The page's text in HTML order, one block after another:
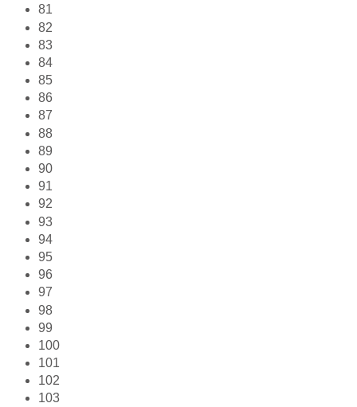
81
82
83
84
85
86
87
88
89
90
91
92
93
94
95
96
97
98
99
100
101
102
103